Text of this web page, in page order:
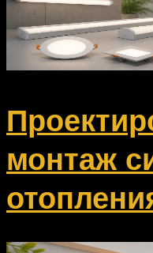
монтаж